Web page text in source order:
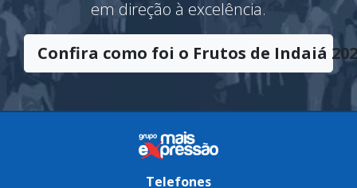
em direção à excelência.
Confira como foi o Frutos de Indaiá